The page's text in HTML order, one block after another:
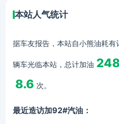
本站人气统计
据车友报告，本站自小熊油耗有
辆车光临本站，总计加油
8.6 次。
最近造访加92#汽油：